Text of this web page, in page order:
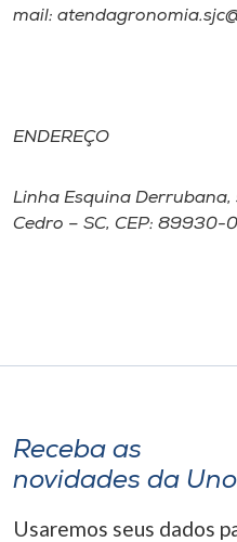
Selecione
A+
mail:
ENDEREÇO
Linha Esquina Derrubana,
Cedro – SC, CEP: 89930-
Receba as
novidades da
Usaremos seus dados